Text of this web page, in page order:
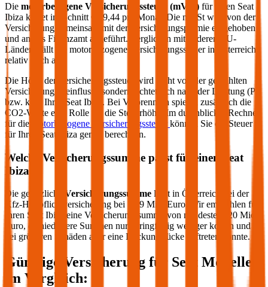
Die motorbezogene Versicherungssteuer (mVSt) für einen Seat
Ibiza kostet im Schnitt € 19,44 pro Monat. Die mVSt wird von der
Versicherung gemeinsam mit der Versicherungsprämie eingehoben
und an das Finanzamt abgeführt. Verglichen mit anderen EU-
Ländern fällt die motorbezogene Versicherungssteuer in Österreich
relativ hoch aus.
Die Höhe der Versicherungssteuer wird nicht von der gewählten
Versicherung beeinflusst, sondern richtet sich nach der Leistung (PS
bzw. kW) Ihres
Seat Ibiza . Bei Verbrennern spielen zusätzlich die
CO2-Werte eine Rolle für die Steuerhöhe. Im durchblicker Rechner
für die
motorbezogene Versicherungssteuer können Sie die Steuer
für Ihren
Seat Ibiza genau berechnen.
Welche Versicherungssumme passt für einen
Seat
Ibiza
Die gesetzliche Versicherungssumme liegt in Österreich bei der
Kfz-Haftpflichtversicherung bei 7,79 Mio. Euro. Wir empfehlen für
Ihren Seat Ibiza
eine Versicherungssumme von mindestens 20 Mio.
Euro, da niedrigere Summen nur geringfügig weniger kosten und
bei größeren Schäden aber eine Deckungslücke auftreten könnte.
Günstige Versicherung für Seat Modelle
im Vergleich: